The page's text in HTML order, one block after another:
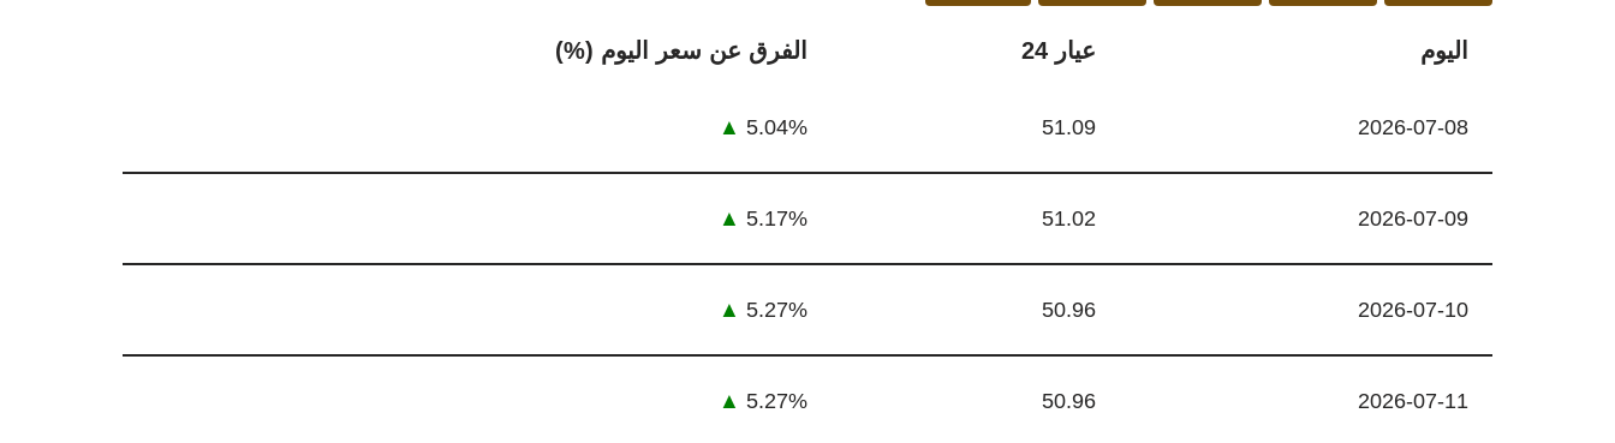
اليوم عيار 24 الفرق عن سعر اليوم (%)
2026-07-08
51.09
5.04%
▲
2026-07-09
51.02
5.17%
▲
2026-07-10
50.96
5.27%
▲
2026-07-11
50.96
5.27%
▲